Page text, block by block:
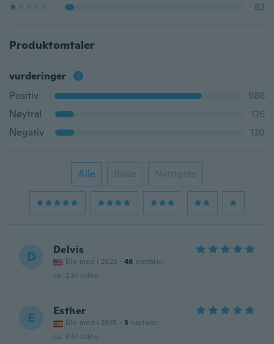
62
Produktomtaler
vurderinger
Positiv
986
Nøytral
126
Negativ
130
Alle Bilde Nyttigste
D Delvis
Ble med i 2023 · 48 omtaler
ca. 2 år siden
E Esther
Ble med i 2015 · 3 omtaler
ca. 3 år siden